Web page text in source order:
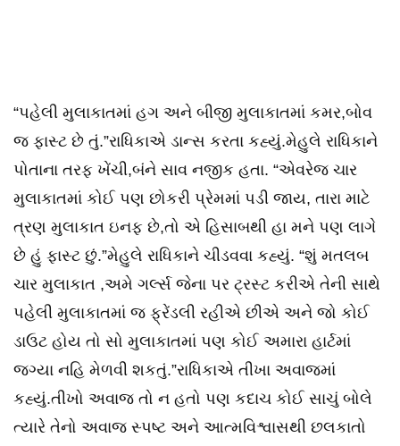
“પહેલી મુલાકાતમાં હગ અને બીજી મુલાકાતમાં કમર,બોવ
જ ફાસ્ટ છે તું.”રાધિકાએ ડાન્સ કરતા કહ્યું.મેહુલે રાધિકાને
પોતાના તરફ ખેંચી,બંને સાવ નજીક હતા. “એવરેજ ચાર
મુલાકાતમાં કોઈ પણ છોકરી પ્રેમમાં પડી જાય, તારા માટે
ત્રણ મુલાકાત ઇનફ છે,તો એ હિસાબથી હા મને પણ લાગે
છે હું ફાસ્ટ છું.”મેહુલે રાધિકાને ચીડવવા કહ્યું. “શું મતલબ
ચાર મુલાકાત ,અમે ગર્લ્સ જેના પર ટ્રસ્ટ કરીએ તેની સાથે
પહેલી મુલાકાતમાં જ ફ્રેંડલી રહીએ છીએ અને જો કોઈ
ડાઉટ હોય તો સો મુલાકાતમાં પણ કોઈ અમારા હાર્ટમાં
જગ્યા નહિ મેળવી શકતું.”રાધિકાએ તીખા અવાજમાં
કહ્યું.તીખો અવાજ તો ન હતો પણ કદાચ કોઈ સાચું બોલે
ત્યારે તેનો અવાજ સ્પષ્ટ અને આત્મવિશ્વાસથી છલકાતો